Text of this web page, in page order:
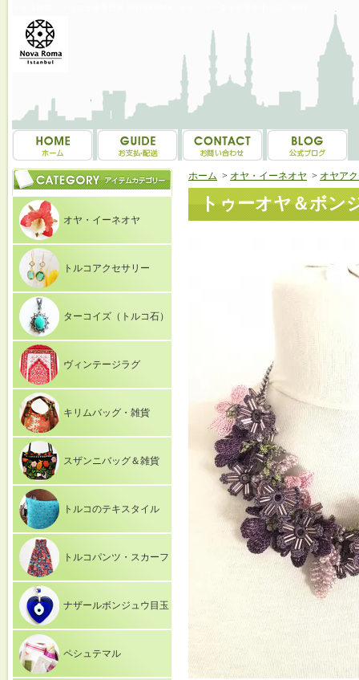
オヤ・イーネオヤ
トルコアクセサリー
ターコイズ（トルコ石）
ヴィンテージラグ
キリムバッグ・雑貨
スザンニバッグ＆雑貨
トルコのテキスタイル
トルコパンツ・スカーフ
ナザールボンジュウ目玉
ペシュテマル
ホーム > オヤ・イーネオヤ > オヤア
トゥーオヤ＆ボン